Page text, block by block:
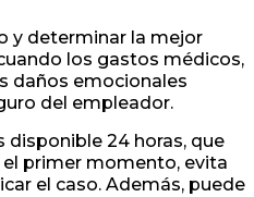
y determinar la mejor
los gastos médicos,
daños emocionales
del empleador.
disponible 24 horas, que
primer momento, evita
el caso. Además, puede